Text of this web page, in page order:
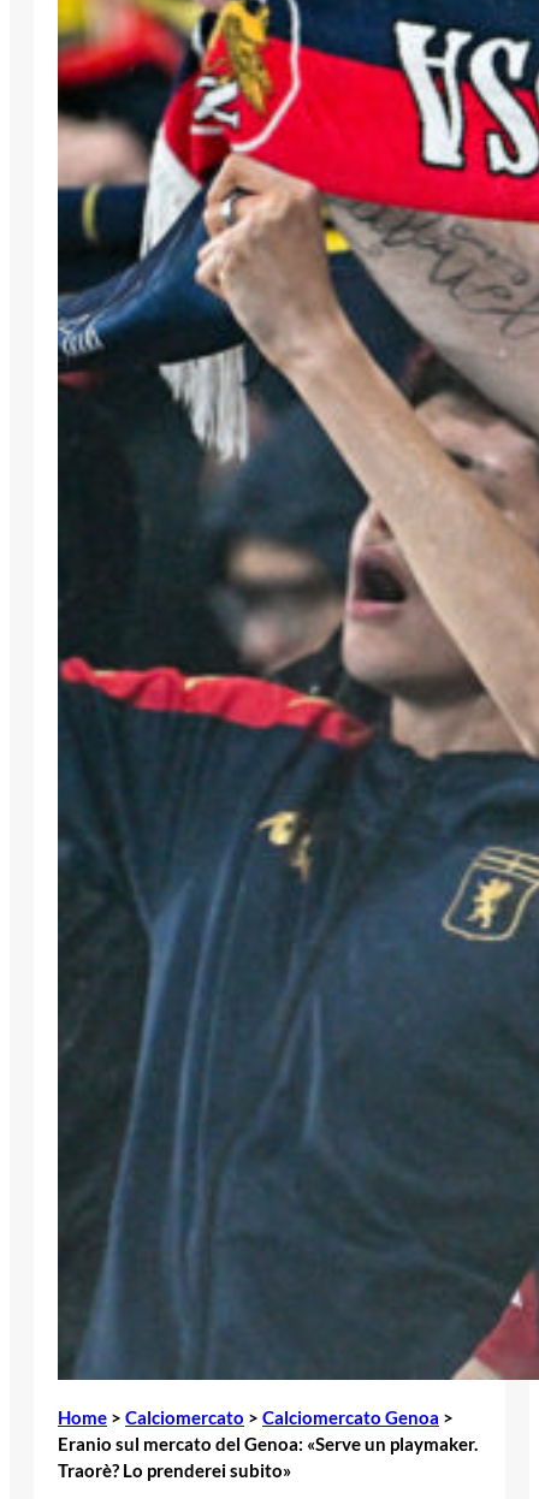
Home > Calciomercato > Calciomercato Genoa >
Eranio sul mercato del Genoa: «Serve un playmaker.
Traorè? Lo prenderei subito»